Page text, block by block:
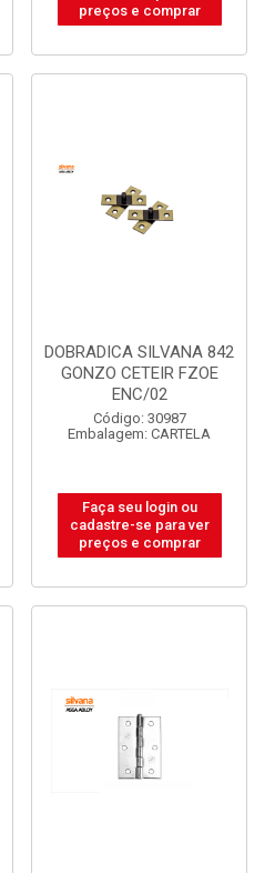
preços e comprar
DOBRADICA SILVANA 842
GONZO CETEIR FZOE
ENC/02
Código: 30987
Embalagem: CARTELA
Faça seu login ou
cadastre-se para ver
preços e comprar